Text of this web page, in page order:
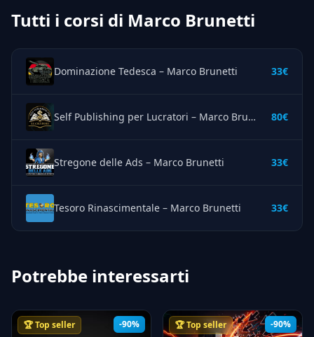
Tutti i corsi di Marco Brunetti
Dominazione Tedesca – Marco Brunetti 33€
Self Publishing per Lucratori – Marco Brunetti 80€
Stregone delle Ads – Marco Brunetti 33€
Tesoro Rinascimentale – Marco Brunetti 33€
Potrebbe interessarti
-90%
🏆 Top seller -90%
🏆 Top seller